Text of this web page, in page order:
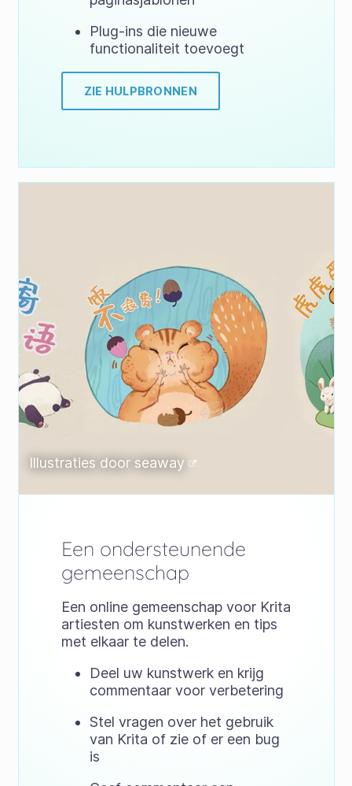
Plug-ins die nieuwe
functionaliteit toevoegt
ZIE HULPBRONNEN
Illustraties door seaway
Een ondersteunende
gemeenschap
Een online gemeenschap voor Krita
artiesten om kunstwerken en tips
met elkaar te delen.
Deel uw kunstwerk en krijg
commentaar voor verbetering
Stel vragen over het gebruik
van Krita of zie of er een bug
is